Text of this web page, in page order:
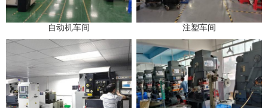
自动机车间 注塑车间